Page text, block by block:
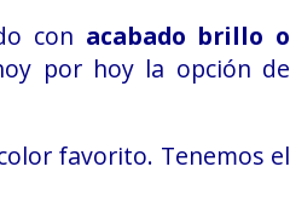
con acabado brillo o
por hoy la opción de
favorito. Tenemos el